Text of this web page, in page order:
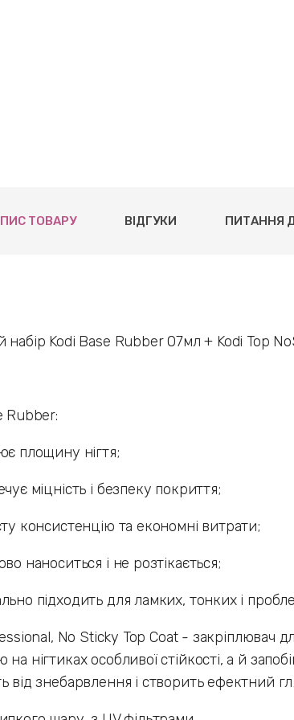
ТОВАРУ ВІДГУКИ ПИТАННЯ
набір Kodi Base Rubber 07мл + Kodi Top
Rubber:
площину нігтя;
міцність і безпеку покриття;
консистенцію та економні витрати;
наноситься і не розтікається;
підходить для ламких, тонких і
No Sticky Top Coat - закріплювач
на нігтиках особливої стійкості, а й
від знебарвлення і створить ефектний